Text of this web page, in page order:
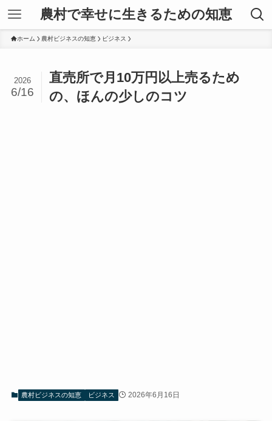
農村で幸せに生きるための知恵
ホーム 農村ビジネスの知恵 ビジネス
直売所で月10万円以上売るため
の、ほんの少しのコツ
2026
6/16
農村ビジネスの知恵 ビジネス 2026年6月16日